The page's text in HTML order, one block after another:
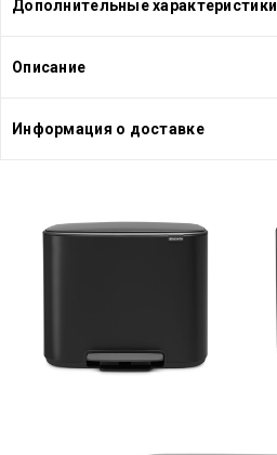
Дополнительные характеристики
Описание
Информация о доставке